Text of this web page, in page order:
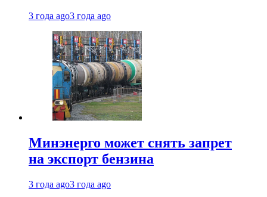
3 года ago3 года ago
Минэнерго может снять запрет
на экспорт бензина
3 года ago3 года ago